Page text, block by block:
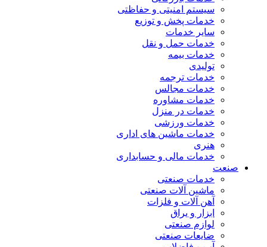
سیستم امنیتی و حفاظتی
خدمات پخش و توزیع
سایر خدمات
خدمات حمل و نقل
خدمات بیمه
تولیدی
خدمات ترجمه
خدمات مجالس
خدمات مشاوره
خدمات در منزل
خدمات ورزشی
خدمات ماشین های اداری
هنری
خدمات مالی و حسابداری
صنعت
خدمات صنعتی
ماشین آلات صنعتی
آهن آلات و فلزات
ابزار و یراق
لوازم صنعتی
ضایعات صنعتی